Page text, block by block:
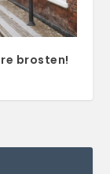
brosten!